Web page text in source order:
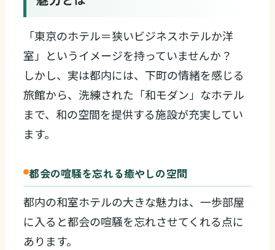
「東京のホテル＝狭いビジネスホテルか洋
室」というイメージを持っていませんか？
しかし、実は都内には、下町の情緒を感じる
旅館から、洗練された「和モダン」なホテル
まで、和の空間を提供する施設が充実してい
ます。
都会の喧騒を忘れる癒やしの空間
都内の和室ホテルの大きな魅力は、一歩部屋
に入ると都会の喧騒を忘れさせてくれる点に
あります。